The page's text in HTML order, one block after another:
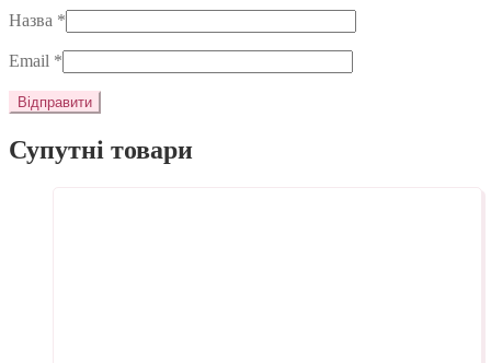
Назва *
Email *
Супутні товари